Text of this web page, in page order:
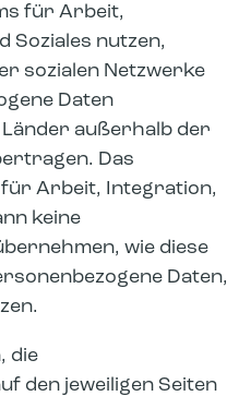
für Arbeit,
Soziales nutzen,
sozialen Netzwerke
Daten
außerhalb der
Das
für Arbeit, Integration,
keine
wie diese
Daten,
die
den jeweiligen Seiten